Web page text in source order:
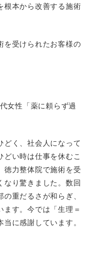
根本から改善する施術
を受けられたお客様の
女性「薬に頼らず過
どく、社会人になって
どい時は仕事を休むこ
徳力整体院で施術を受
なり驚きました。数回
重だるさが和らぎ、
す。今では「生理＝
に感謝しています。